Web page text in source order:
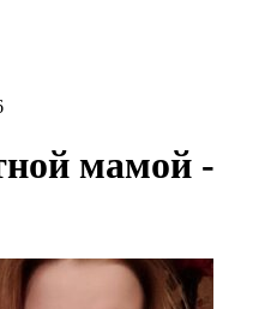
мамой -